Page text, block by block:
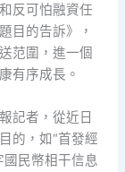
反可怕融資任
目的告訴》，
范圍，進一個
有序成長。
記者，從近日
的，如“首發經
民幣相干信息